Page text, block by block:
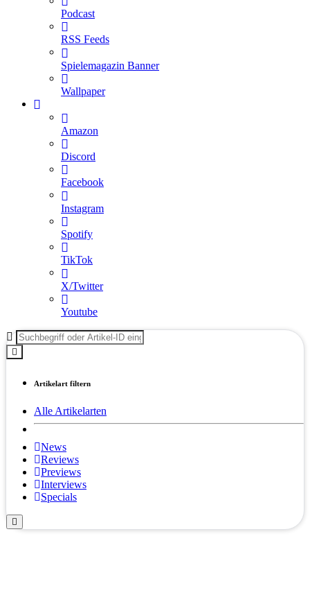
Podcast
RSS Feeds
Spielemagazin Banner
Wallpaper
Amazon
Discord
Facebook
Instagram
Spotify
TikTok
X/Twitter
Youtube
Artikelart filtern
Alle Artikelarten
News
Reviews
Previews
Interviews
Specials